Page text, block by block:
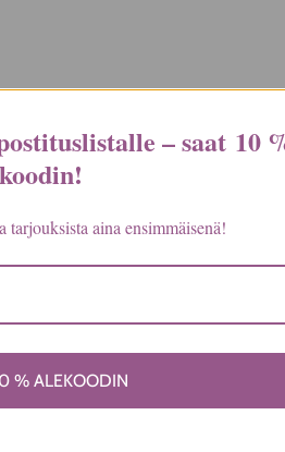
tuotteelle
– saat 10
!
tarjouksista aina ensimmäisenä!
% ALEKOODIN